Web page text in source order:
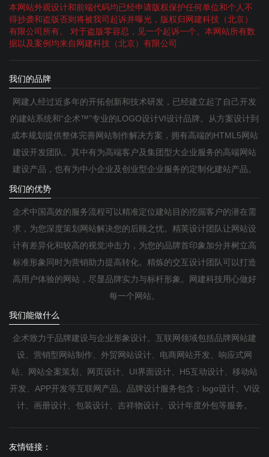
本网站外观设计和前端代码均已经申请版权保护任何单位和个人不
得抄袭和盗版否则将被我司起诉并曝光，版权归网建科技（北京）
有限公司所有。 对于盗版零容忍，见一个起诉一个。本网站所有数
据以及案例均来自网建科技（北京）有限公司
我们的品牌
网建人经过近多年的开拓创新和技术研发，已经建立起了自己开发
的建站系统和“企术™”专业的LOGO设计VI设计品牌。从方案设计到
成本规划提供整体完善网站制作解决方案，拥有高端的HTML5网站
建设开发团队。其中有为高端客户及集团型大企业服务的高端网站
建设产品，也有为中小企业及创业型企业服务的定制化建站产品。
我们的优势
企术中国高效的服务流程可以精准定位建站目的挖掘客户的潜在需
求，为您深度策划网站解决您的后顾之忧。精英设计团队让网站设
计有差异化和较高的视觉冲击力，为您的品牌首印象加分并树立高
标准形象同时为营销助力提高转化。精炼的交互设计团队可以打造
高用户体验的网站，尽显品牌实力与标杆形象。网建科技用心做好
每一个网站。
我们能做什么
企术致力于品牌建设与企业形象设计。互联网领域包括品牌网站建
设、营销型网站制作、外贸网站设计、电商网站开发、响应式网
站、网站全案策划、网页设计、UI界面设计、H5互动设计、移动站
开发、APP开发等互联网产品。品牌设计服务包含：logo设计、VI设
计、画册设计、包装设计、吉祥物设计、设计年度外包等服务。
友情链接：